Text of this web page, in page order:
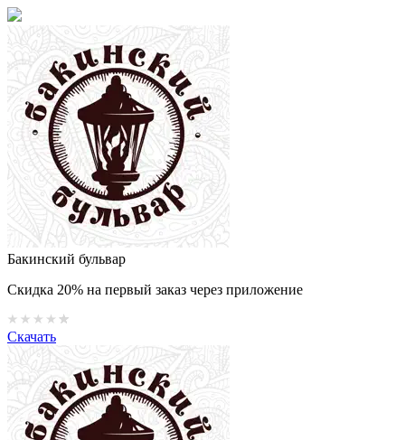
Бакинский бульвар
Скидка 20% на первый заказ через приложение
Скачать